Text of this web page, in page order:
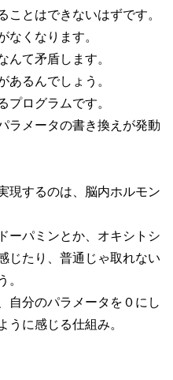
ことはできないはずです。
なくなります。
んて矛盾します。
あるんでしょう。
プログラムです。
ラメータの書き換えが発動
現するのは、脳内ホルモン
ーパミンとか、オキシトシ
じたり、普通じゃ取れない
。
自分のパラメータを０にし
うに感じる仕組み。